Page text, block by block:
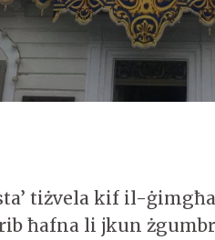
tiżvela kif il-
ħafna li jkun